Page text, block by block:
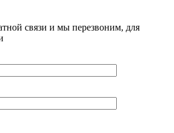
связи и мы перезвоним, для